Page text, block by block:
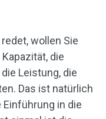
wollen Sie
die
Leistung, die
Das ist natürlich
in die